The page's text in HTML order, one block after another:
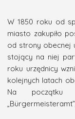
W 1850 roku od
miasto zakupiło
od strony obecnej
stojący na niej
roku urzędnicy
kolejnych latach
Na początku